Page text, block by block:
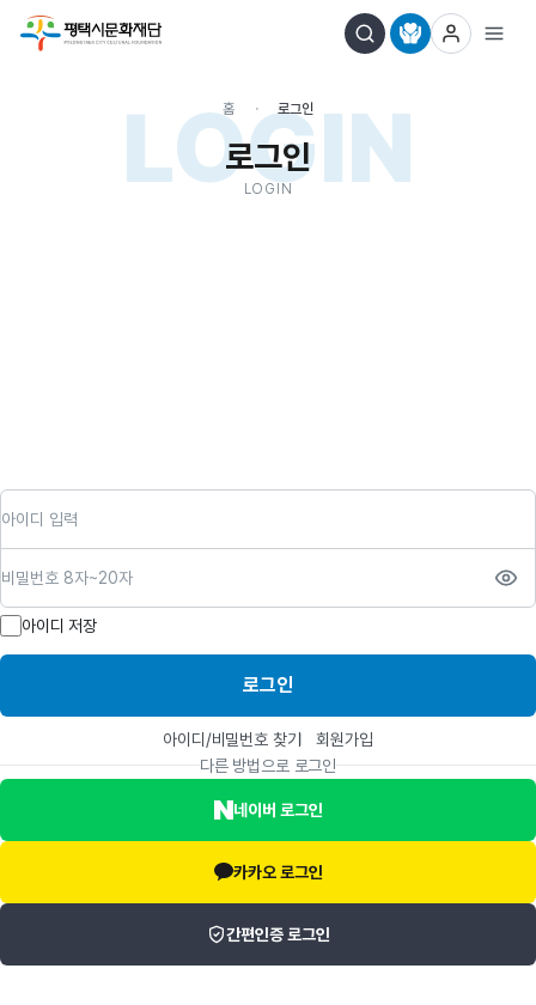
LOGIN
홈 로그인
로그인
LOGIN
아이디 저장
로그인
아이디/비밀번호 찾기
회원가입
다른 방법으로 로그인
네이버 로그인
카카오 로그인
간편인증 로그인